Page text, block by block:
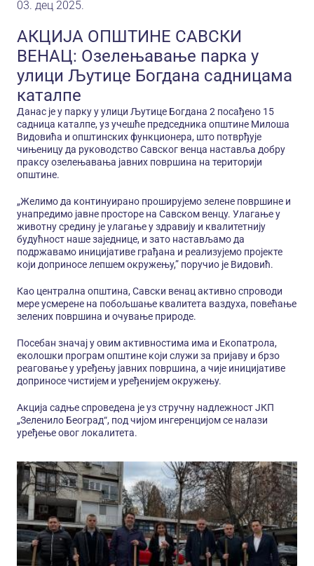
03. дец 2025.
АКЦИЈА ОПШТИНЕ САВСКИ
ВЕНАЦ: Озелењавање парка у
улици Љутице Богдана садницама
каталпе
Данас је у парку у улици Љутице Богдана 2 посађено 15
садница каталпе, уз учешће председника општине Милоша
Видовића и општинских функционера, што потврђује
чињеницу да руководство Савског венца наставља добру
праксу озелењавања јавних површина на територији
општине.
„Желимо да континуирано проширујемо зелене површине и
унапредимо јавне просторе на Савском венцу. Улагање у
животну средину је улагање у здравију и квалитетнију
будућност наше заједнице, и зато настављамо да
подржавамо иницијативе грађана и реализујемо пројекте
који доприносе лепшем окружењу,” поручио је Видовић.
Као централна општина, Савски венац активно спроводи
мере усмерене на побољшање квалитета ваздуха, повећање
зелених површина и очување природе.
Посебан значај у овим активностима има и Екопатрола,
еколошки програм општине који служи за пријаву и брзо
реаговање у уређењу јавних површина, а чије иницијативе
доприносе чистијем и уређенијем окружењу.
Акција садње спроведена је уз стручну надлежност ЈКП
„Зеленило Београд“, под чијом ингеренцијом се налази
уређење овог локалитета.